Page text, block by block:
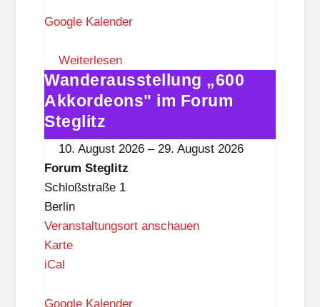
u
S
t
e
g
l
i
t
z
Google Kalender
Weiterlesen
Wanderausstellung
„600
Akkordeons"
im
Forum
Steglitz
Wanderausstellung „600
Akkordeons" im Forum
Steglitz
10. August 2026 –29. August 2026
Forum Steglitz
Schloßstraße 1
Berlin
Veranstaltungsort anschauen
KarteF
u
iCal
Google Kalender